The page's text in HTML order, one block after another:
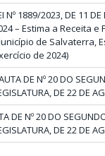
Nº 1889/2023, DE 11
– Estima a Receita e
de Salvaterra,
de 2024)
DE Nº 20 DO
DE 22 DE
DE Nº 20 DO
DE 22 DE